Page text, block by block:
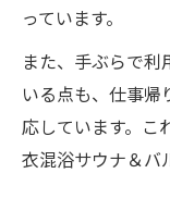
っています。
また、手ぶらで
いる点も、仕事帰
応しています。こ
衣混浴サウナ＆バ